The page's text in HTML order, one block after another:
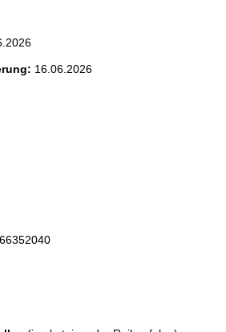
16.06.2026